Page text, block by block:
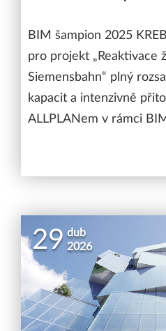
BIM šampion 2025
pro projekt „Reaktivace
Siemensbahn“ plný
kapacit a intenzivně
ALLPLANem v rámci
29 dub
2026